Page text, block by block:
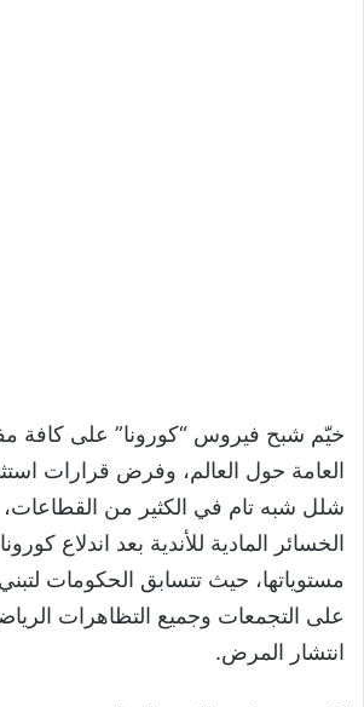
خيّم شبح فيروس “كورونا” على كافة
العامة حول العالم، وفرض قرارات
شلل شبه تام في الكثير من
الخسائر المادية للأندية بعد اندلاع
مستوياتها، حيث تتسابق الحكومات
على التجمعات وجميع التظاهرات
انتشار المرض.